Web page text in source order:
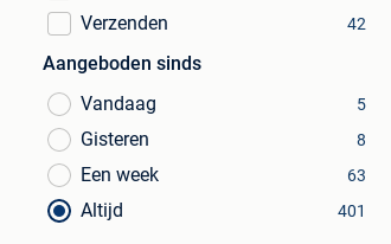
Verzenden 42
Aangeboden sinds
Vandaag
5
Gisteren 8
Een week 63
Altijd 401